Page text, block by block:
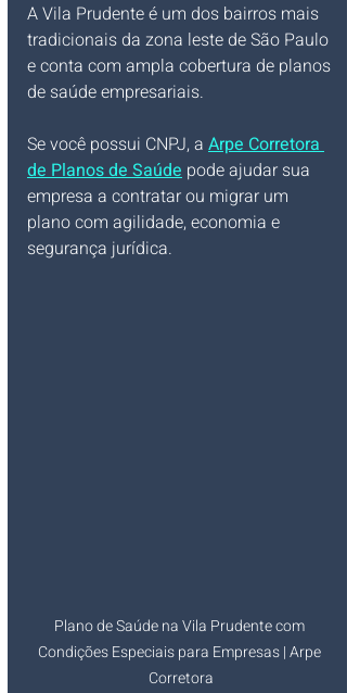
A Vila Prudente é um dos bairros mais
tradicionais da zona leste de São Paulo
e conta com ampla cobertura de planos
de saúde empresariais.
Se você possui CNPJ, a Arpe Corretora
de Planos de Saúde pode ajudar sua
empresa a contratar ou migrar um
plano com agilidade, economia e
segurança jurídica.
Plano de Saúde na Vila Prudente com
Condições Especiais para Empresas | Arpe
Corretora